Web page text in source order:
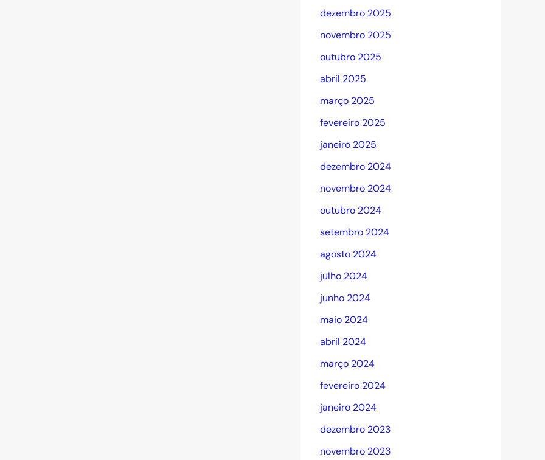
dezembro 2025
novembro 2025
outubro 2025
abril 2025
março 2025
fevereiro 2025
janeiro 2025
dezembro 2024
novembro 2024
outubro 2024
setembro 2024
agosto 2024
julho 2024
junho 2024
maio 2024
abril 2024
março 2024
fevereiro 2024
janeiro 2024
dezembro 2023
novembro 2023